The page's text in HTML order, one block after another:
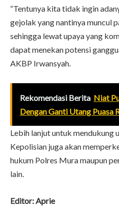
“Tentunya kita tidak ingin
gejolak yang nantinya muncul
sehingga lewat upaya yang
dapat menekan potensi
AKBP Irwansyah.
Rekomendasi Berita Niat
Dengan Ganti Utang Puasa
Lebih lanjut untuk mendukung
Kepolisian juga akan
hukum Polres Mura maupun
lain.
Editor: Aprie